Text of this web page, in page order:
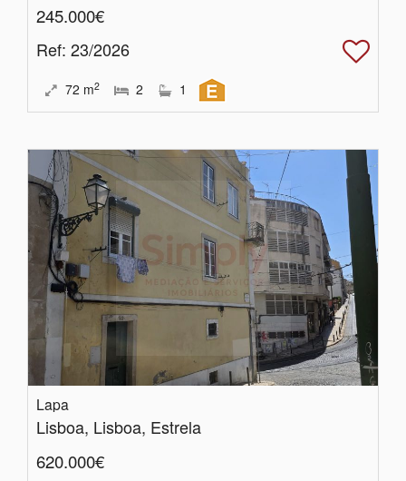
245.000€
Ref: 23/2026
72 m2 2 1
Lapa
Lisboa, Lisboa, Estrela
620.000€